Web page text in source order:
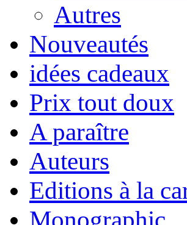
Autres
Nouveautés
idées cadeaux
Prix tout doux
A paraître
Auteurs
Editions à la